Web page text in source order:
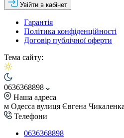
Увійти в кабінет
Гарантія
Політика конфіденційності
Договір публічної оферти
Тема сайту:
0636368898
Наша адреса
м Одесса вулиця Євгена
Телефони
0636368898